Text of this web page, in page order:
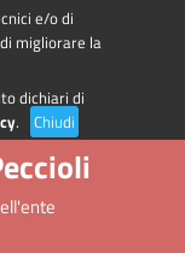
e/o di
migliorare la
dichiari di
. Chiudi
Accedi ai servizi